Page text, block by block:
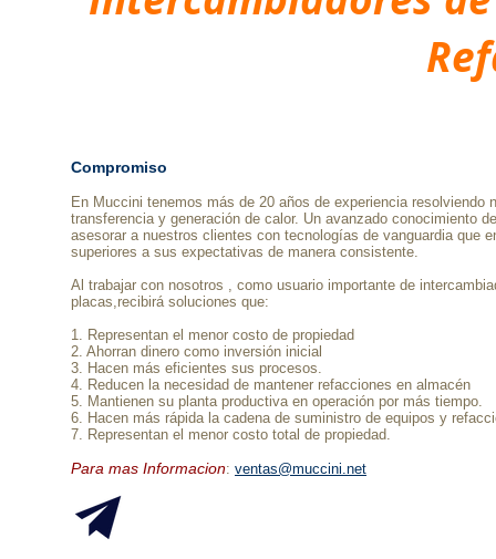
Compromiso
En Muccini tenemos más de 20 años de experiencia resolviendo
transferencia y generación de calor. Un avanzado conocimiento
asesorar a nuestros clientes con tecnologías de vanguardia que
superiores a sus expectativas de manera consistente.
Al trabajar con nosotros , como usuario importante de
placas,recibirá soluciones que:
1. Representan el menor costo de propiedad
2. Ahorran dinero como inversión inicial
3. Hacen más eficientes sus procesos.
4. Reducen la necesidad de mantener refacciones en almacén
5. Mantienen su planta productiva en operación por más tiempo.
6. Hacen más rápida la cadena de suministro de equipos y
7. Representan el menor costo total de propiedad.
Para mas Informacion: ventas@muccini.net